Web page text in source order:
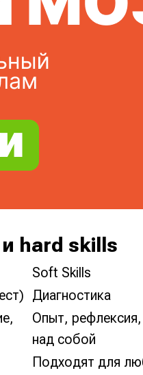
hard skills
Soft Skills
Диагностика
Опыт,
над собой
Подходят для